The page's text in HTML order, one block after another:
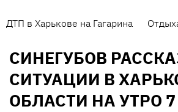
ДТП в Харькове на Гагарина
СИНЕГУБОВ
СИТУАЦИИ В
ОБЛАСТИ НА УТРО